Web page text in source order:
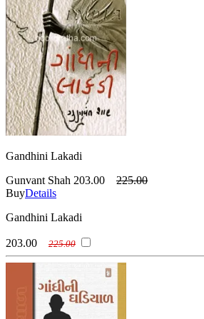
Gandhini Lakadi
Gunvant Shah 203.00
225.00
BuyDetails
Gandhini Lakadi
203.00 225.00